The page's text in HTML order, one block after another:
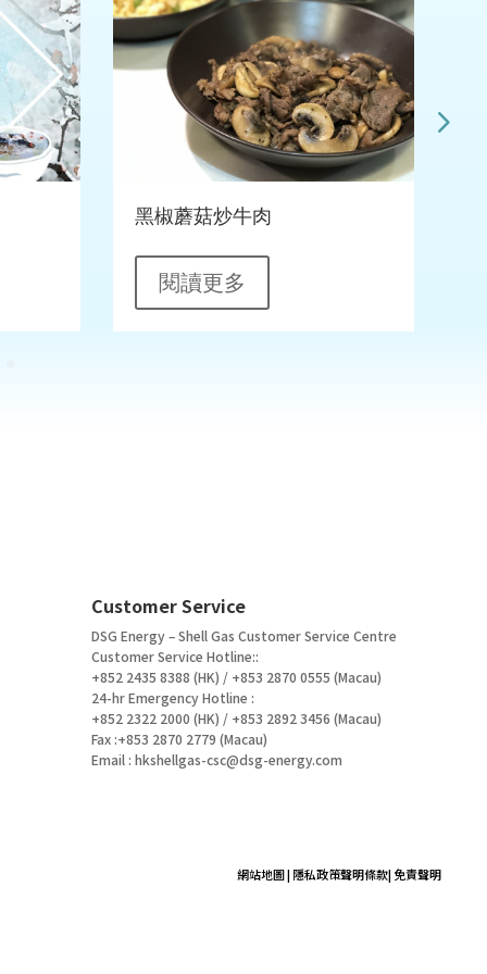
黑椒蘑菇炒牛肉
閱讀更多
Customer Service
DSG Energy – Shell Gas Customer Service Centre
Customer Service Hotline::
+852 2435 8388 (HK) / +853 2870 0555 (Macau)
24-hr Emergency Hotline :
+852 2322 2000 (HK) / +853 2892 3456 (Macau)
Fax :+853 2870 2779 (Macau)
Email :hkshellgas-csc@dsg-energy.com
網站地圖| 隱私政策聲明條款| 免責聲明